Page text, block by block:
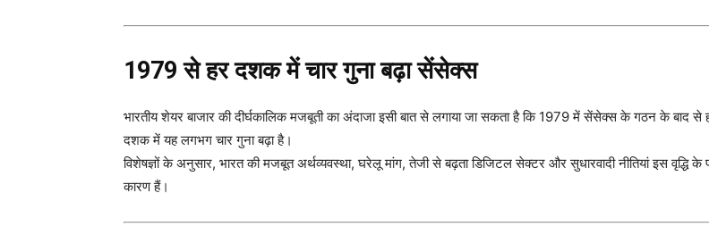
1979 से हर दशक में चार गुना बढ़ा सेंसेक्स
भारतीय शेयर बाजार की दीर्घकालिक मजबूती का अंदाजा इसी बात से लगाया जा सकता है कि 1979 में सेंसेक्स के गठन के बाद से
दशक में यह लगभग चार गुना बढ़ा है।
विशेषज्ञों के अनुसार, भारत की मजबूत अर्थव्यवस्था, घरेलू मांग, तेजी से बढ़ता डिजिटल सेक्टर और सुधारवादी नीतियां इस वृद्धि
कारण हैं।